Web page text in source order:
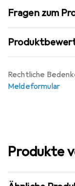
Fragen zum
Rechtliche
Meldeformular
Produkte